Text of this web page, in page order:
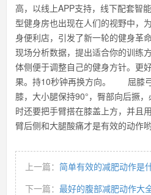
高，以线上APP支持，线下配套智
型健身房也出现在人们的视野中，
身便利店，引发了新一轮的健身革
现场分析数据，提出适合你的训练
体侧便于调整自己的健身方针。更
果。持10秒钟再换方向。 屈膝
膝，大小腿保持90°，臀部向后撅
时还要把手臂搭在膝盖上方，并且
臂后侧和大腿酸痛才是有效的动
上一篇： 简单有效的减肥动作是
下一篇： 最好的腹部减肥动作大